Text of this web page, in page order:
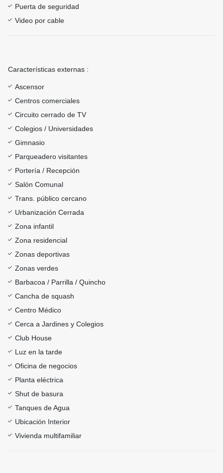
Puerta de seguridad
Video por cable
Características externas :
Ascensor
Centros comerciales
Circuito cerrado de TV
Colegios / Universidades
Gimnasio
Parqueadero visitantes
Portería / Recepción
Salón Comunal
Trans. público cercano
Urbanización Cerrada
Zona infantil
Zona residencial
Zonas deportivas
Zonas verdes
Barbacoa / Parrilla / Quincho
Cancha de squash
Centro Médico
Cerca a Jardines y Colegios
Club House
Luz en la tarde
Oficina de negocios
Planta eléctrica
Shut de basura
Tanques de Agua
Ubicación Interior
Vivienda multifamiliar